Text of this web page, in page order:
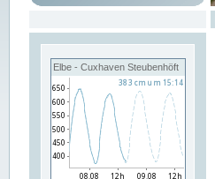
Elbe - Cuxhaven Steubenhöft